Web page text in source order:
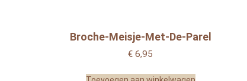
Broche-Meisje-Met-De-Parel
€ 6,95